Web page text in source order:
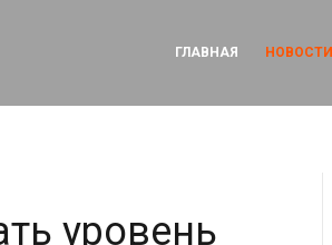
ГЛАВНАЯ НОВОСТИ
уровень